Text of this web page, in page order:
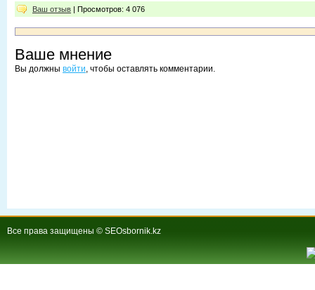
Ваш отзыв | Просмотров: 4 076
Ваше мнение
Вы должны войти, чтобы оставлять комментарии.
Все права защищены © SEOsbornik.kz